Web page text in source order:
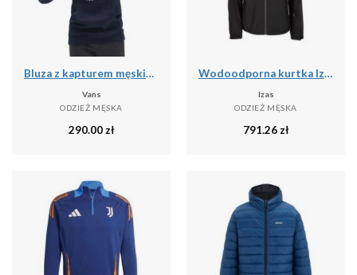
Bluza z kapturem męskie Vans Athletic
Vans
ODZIEŻ MĘSKA
290.00zł
Wodoodporna kurtka Izas Neo
Izas
ODZIEŻ MĘSKA
791.26zł